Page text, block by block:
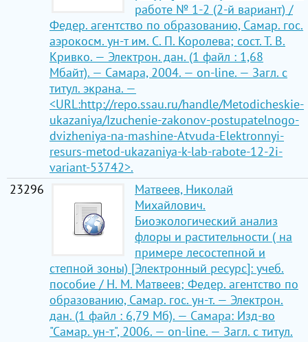
работе № 1-2 (2-й вариант) /
Федер. агентство по образованию, Самар. гос.
аэрокосм. ун-т им. С. П. Королева; сост. Т. В.
Кривко. — Электрон. дан. (1 файл : 1,68
Мбайт). — Самара, 2004. — on-line. — Загл. с
титул. экрана. —
<URL:http://repo.ssau.ru/handle/Metodicheskie-
ukazaniya/Izuchenie-zakonov-postupatelnogo-
dvizheniya-na-mashine-Atvuda-Elektronnyi-
resurs-metod-ukazaniya-k-lab-rabote-12-2i-
variant-53742>.
23296
Матвеев, Николай
Михайлович.
Биоэкологический анализ
флоры и растительности ( на
примере лесостепной и
степной зоны) [Электронный ресурс]: учеб.
пособие / Н. М. Матвеев; Федер. агентство по
образованию, Самар. гос. ун-т. — Электрон.
дан. (1 файл : 6,79 Мб). — Самара: Изд-во
"Самар. ун-т", 2006. — on-line. — Загл. с титул.